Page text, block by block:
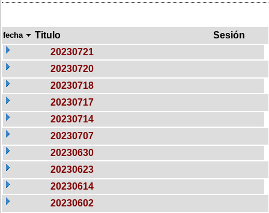
fecha Titulo
Sesión
20230721
20230720
20230718
20230717
20230714
20230707
20230630
20230623
20230614
20230602